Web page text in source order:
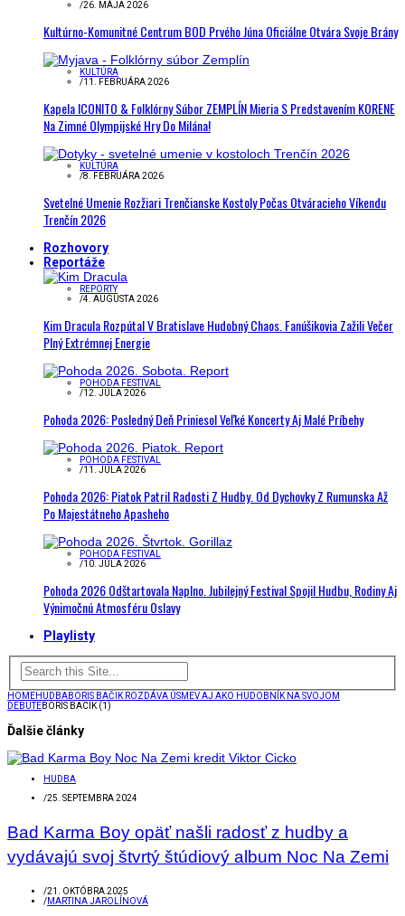
/26. MÁJA 2026
Kultúrno-Komunitné Centrum BOD Prvého Júna Oficiálne Otvára Svoje Brány
KULTÚRA
/11. FEBRUÁRA 2026
Kapela ICONITO & Folklórny Súbor ZEMPLÍN Mieria S Predstavením KORENE
Na Zimné Olympijské Hry Do Milána!
KULTÚRA
/8. FEBRUÁRA 2026
Svetelné Umenie Rozžiari Trenčianske Kostoly Počas Otváracieho Víkendu
Trenčín 2026
Rozhovory
Reportáže
REPORTY
/4. AUGUSTA 2026
Kim Dracula Rozpútal V Bratislave Hudobný Chaos. Fanúšikovia Zažili Večer
Plný Extrémnej Energie
POHODA FESTIVAL
/12. JÚLA 2026
Pohoda 2026: Posledný Deň Priniesol Veľké Koncerty Aj Malé Príbehy
POHODA FESTIVAL
/11. JÚLA 2026
Pohoda 2026: Piatok Patril Radosti Z Hudby. Od Dychovky Z Rumunska Až
Po Majestátneho Apasheho
POHODA FESTIVAL
/10. JÚLA 2026
Pohoda 2026 Odštartovala Naplno. Jubilejný Festival Spojil Hudbu, Rodiny Aj
Výnimočnú Atmosféru Oslavy
Playlisty
HOMEHUDBABORIS BAČIK ROZDÁVA ÚSMEV AJ AKO HUDOBNÍK NA SVOJOM
DEBUTEBORIS BACIK (1)
Ďalšie články
HUDBA
/25. SEPTEMBRA 2024
Bad Karma Boy opäť našli radosť z hudby a
vydávajú svoj štvrtý štúdiový album Noc Na Zemi
/21. OKTÓBRA 2025
/MARTINA JAROLÍNOVÁ